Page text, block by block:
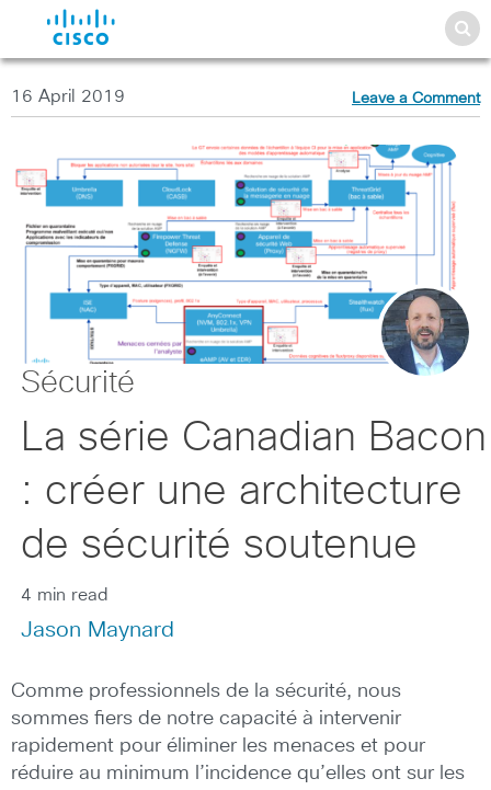
16 April 2019 Leave a Comment
Sécurité
La série Canadian Bacon
: créer une architecture
de sécurité soutenue
4 min read
Jason Maynard
Comme professionnels de la sécurité, nous
sommes fiers de notre capacité à intervenir
rapidement pour éliminer les menaces et pour
réduire au minimum l’incidence qu’elles ont sur les